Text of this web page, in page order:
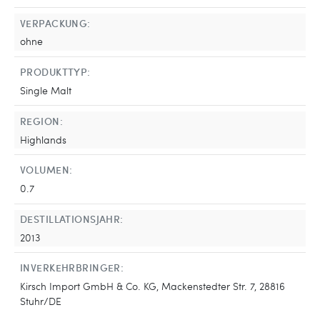
VERPACKUNG:
ohne
PRODUKTTYP:
Single Malt
REGION:
Highlands
VOLUMEN:
0.7
DESTILLATIONSJAHR:
2013
INVERKEHRBRINGER:
Kirsch Import GmbH & Co. KG, Mackenstedter Str. 7, 28816
Stuhr/DE